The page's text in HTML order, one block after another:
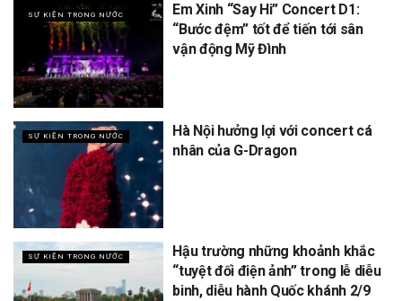
SỰ KIỆN TRONG NƯỚC
Em Xinh “Say Hi” Concert D1:
“Bước đệm” tốt để tiến tới sân
vận động Mỹ Đình
SỰ KIỆN TRONG NƯỚC
Hà Nội hưởng lợi với concert cá
nhân của G-Dragon
SỰ KIỆN TRONG NƯỚC
Hậu trường những khoảnh khắc
“tuyệt đối điện ảnh” trong lễ diễu
binh, diễu hành Quốc khánh 2/9